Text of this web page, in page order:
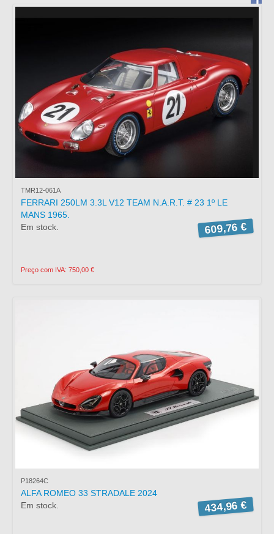
BRAGA
Sábado: Atendimento com
marcação.
Telefone *
: +351
253272431
Fax *: +351 253274980
: mimo2@mimo2.pt
(*)Chamada para a rede
fixa nacional. O custo das
comunicações depende do
tarifário acordado com o
seu operador.
TMR12-061A
FERRARI 250LM 3.3L V12 TEAM N.A.R.T. # 23 1º LE
MANS 1965.
Em stock.
609,76 €
Preço com IVA: 750,00 €
P18264C
ALFA ROMEO 33 STRADALE 2024
Em stock.
434,96 €